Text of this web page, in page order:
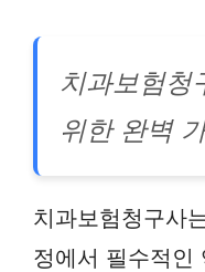
치과보험청
위한 완벽
치과보험청구사
정에서 필수적인